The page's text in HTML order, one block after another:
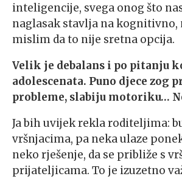
inteligencije, svega onog što
naglasak stavlja na kognitivno,
mislim da to nije sretna opcija.
Velik je debalans i po pitanju
adolescenata. Puno djece
probleme, slabiju motoriku…
Ja bih uvijek rekla roditeljima:
vršnjacima, pa neka ulaze
neko rješenje, da se približe s
prijateljicama. To je izuzetno